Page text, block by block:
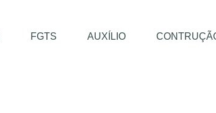
FGTS AUXÍLIO